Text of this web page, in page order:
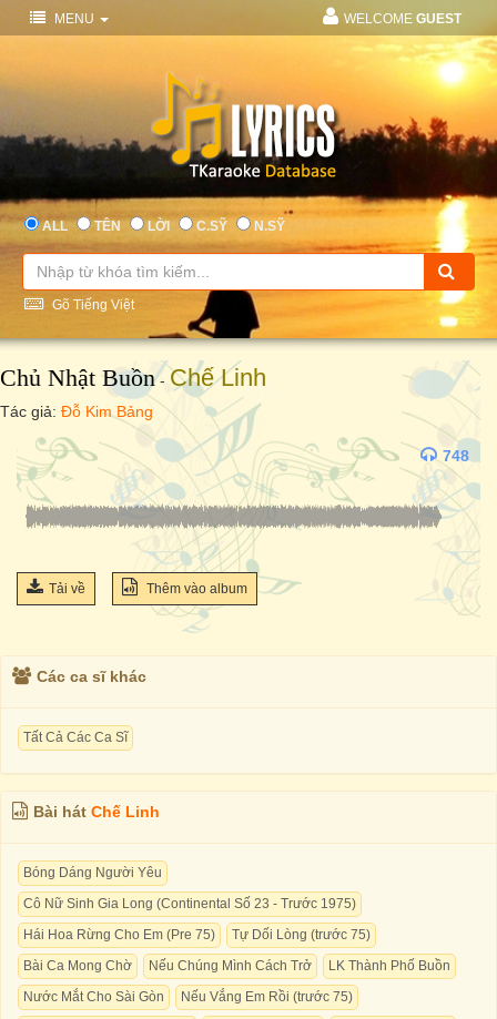
MENU WELCOME GUEST
ALL TÊN LỜI C.SỸ N.SỸ
Gõ Tiếng Việt
Chủ Nhật Buồn- Chế Linh
Tác giả: Đỗ Kim Bảng
748
Tải về Thêm vào album
Các ca sĩ khác
Tất Cả Các Ca Sĩ
Bài hát Chế Linh
Bóng Dáng Người Yêu
Cô Nữ Sinh Gia Long (Continental Số 23 - Trước 1975)
Hái Hoa Rừng Cho Em (Pre 75)
Tự Dối Lòng (trước 75)
Bài Ca Mong Chờ
Nếu Chúng Mình Cách Trở
LK Thành Phố Buồn
Nước Mắt Cho Sài Gòn
Nếu Vắng Em Rồi (trước 75)